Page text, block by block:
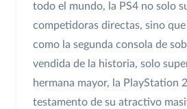
todo el mundo, la PS4 no solo
competidoras directas, sino
como la segunda consola de
vendida de la historia, solo
hermana mayor, la PlayStation
testamento de su atractivo